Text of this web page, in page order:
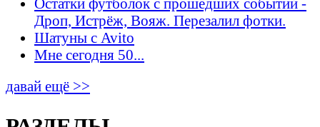
Дроп, Истрёж, Вояж. Перезалил фотки.
Шатуны с Avito
Мне сегодня 50...
давай ещё >>